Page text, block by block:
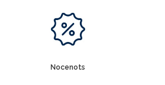
Nocenots